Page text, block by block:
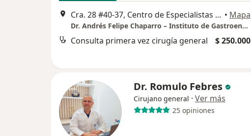
Cra. 28 #40-37, Centro de Especialistas Chicamocha piso 4, Bucaramanga • Mapa
Dr. Andrés Felipe Chaparro – Instituto de Gastroenterología y Hepatología del Oriente (IGHO S.A.S.)
Consulta primera vez cirugía general $ 250.000
Dr. Romulo Febres
Cirujano general · Ver más
25 opiniones